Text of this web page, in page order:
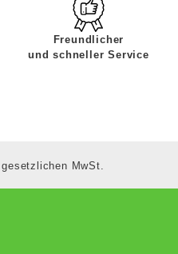
Freundlicher
und schneller Service
MwSt.